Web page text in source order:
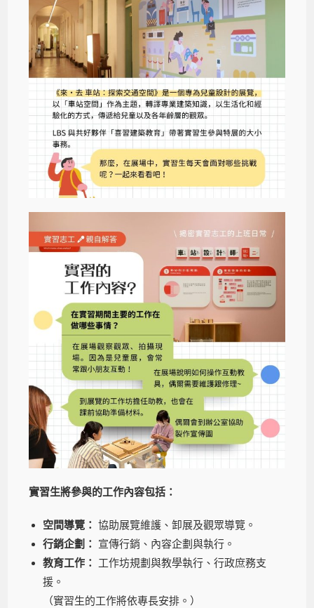
實習生將參與的工作內容包括：
空間導覽： 協助展覽維護、卸展及觀眾導覽。
行銷企劃： 宣傳行銷、內容企劃與執行。
教育工作： 工作坊規劃與教學執行、行政庶務支
援。
（實習生的工作將依專長安排。）